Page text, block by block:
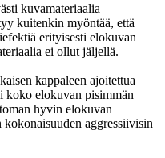
kuvamateriaalia
kuitenkin myöntää, että
erityisesti elokuvan
ei ollut jäljellä.
kappaleen ajoitettua
koko elokuvan pisimmän
hyvin elokuvan
aggressiivisin